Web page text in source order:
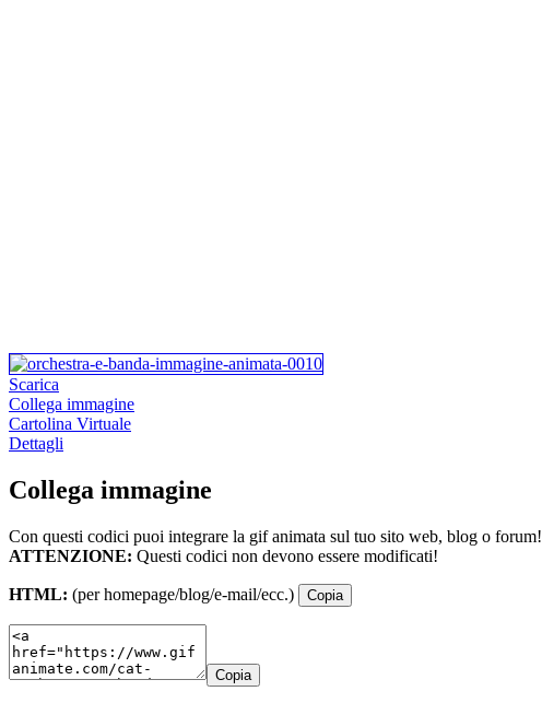
Scarica
Collega immagine
Cartolina Virtuale
Dettagli
Collega immagine
Con questi codici puoi integrare la gif animata sul tuo sito web, blog o forum!
ATTENZIONE: Questi codici non devono essere modificati!
HTML: (per homepage/blog/e-mail/ecc.) Copia
Copia